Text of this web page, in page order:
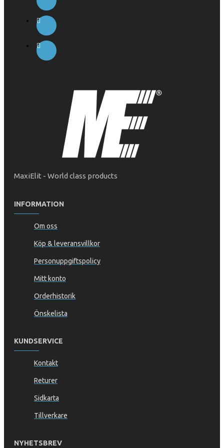
MaxiElit - World class products
INFORMATION
Om oss
Köp & leveransvillkor
Personuppgiftspolicy
Mitt konto
Orderhistorik
Önskelista
KUNDSERVICE
Kontakt
Returer
Sidkarta
Tillverkare
NYHETSBREV